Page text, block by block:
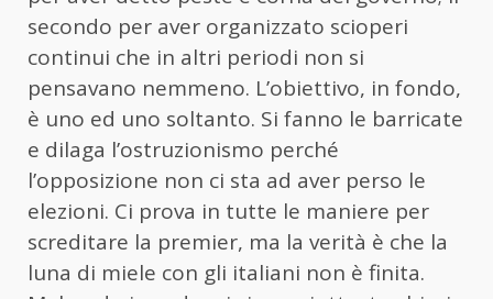
secondo per aver organizzato scioperi
continui che in altri periodi non si
pensavano nemmeno. L’obiettivo, in fondo,
è uno ed uno soltanto. Si fanno le barricate
e dilaga l’ostruzionismo perché
l’opposizione non ci sta ad aver perso le
elezioni. Ci prova in tutte le maniere per
screditare la premier, ma la verità è che la
luna di miele con gli italiani non è finita.